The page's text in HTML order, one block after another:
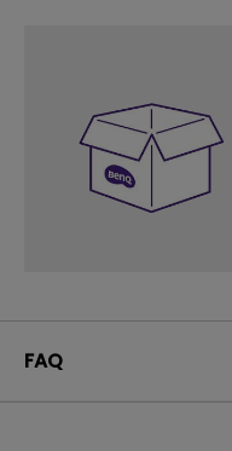
FAQ